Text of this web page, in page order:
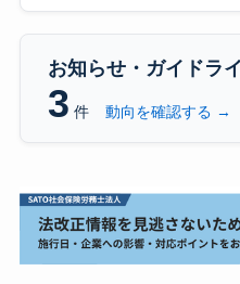
お知らせ・ガイドラ
3 件 動向を確認する →